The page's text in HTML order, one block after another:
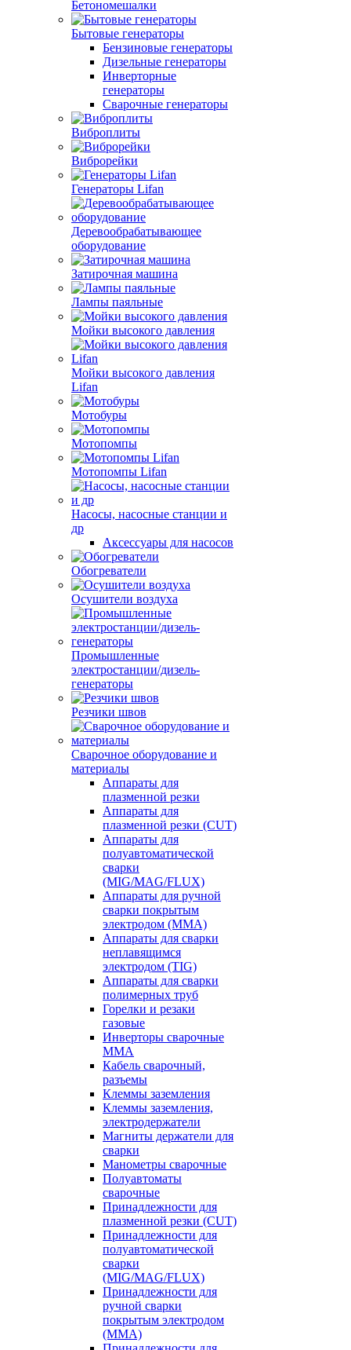
Бетономешалки
Бытовые генераторы
Бензиновые генераторы
Дизельные генераторы
Инверторные
генераторы
Сварочные генераторы
Виброплиты
Виброрейки
Генераторы Lifan
Деревообрабатывающее
оборудование
Затирочная машина
Лампы паяльные
Мойки высокого давления
Мойки высокого давления
Lifan
Мотобуры
Мотопомпы
Мотопомпы Lifan
Насосы, насосные станции и
др
Аксессуары для насосов
Обогреватели
Осушители воздуха
Промышленные
электростанции/дизель-
генераторы
Резчики швов
Сварочное оборудование и
материалы
Аппараты для
плазменной резки
Аппараты для
плазменной резки (CUT)
Аппараты для
полуавтоматической
сварки
(MIG/MAG/FLUX)
Аппараты для ручной
сварки покрытым
электродом (MMA)
Аппараты для сварки
неплавящимся
электродом (TIG)
Аппараты для сварки
полимерных труб
Горелки и резаки
газовые
Инверторы сварочные
ММА
Кабель сварочный,
разъемы
Клеммы заземления
Клеммы заземления,
электродержатели
Магниты держатели для
сварки
Манометры сварочные
Полуавтоматы
сварочные
Принадлежности для
плазменной резки (CUT)
Принадлежности для
полуавтоматической
сварки
(MIG/MAG/FLUX)
Принадлежности для
ручной сварки
покрытым электродом
(MMA)